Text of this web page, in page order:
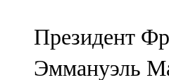
Кукмара
Президент
Эммануэль